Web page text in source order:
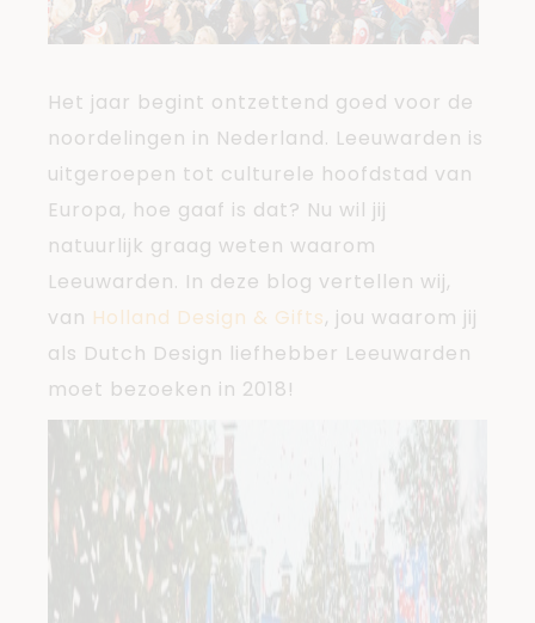
Het jaar begint ontzettend goed voor de
noordelingen in Nederland. Leeuwarden is
uitgeroepen tot culturele hoofdstad van
Europa, hoe gaaf is dat? Nu wil jij
natuurlijk graag weten waarom
Leeuwarden. In deze blog vertellen wij,
van Holland Design & Gifts, jou waarom jij
als Dutch Design liefhebber Leeuwarden
moet bezoeken in 2018!